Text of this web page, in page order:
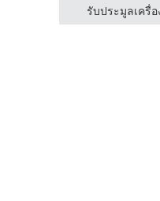
รับประมูลเครื่